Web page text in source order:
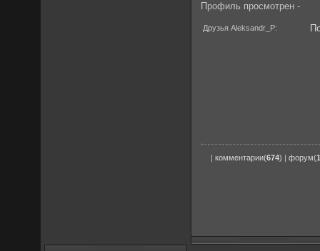
Профиль просмотрен -
Друзья Aleksandr_P:
| комментарии(674) | форум(